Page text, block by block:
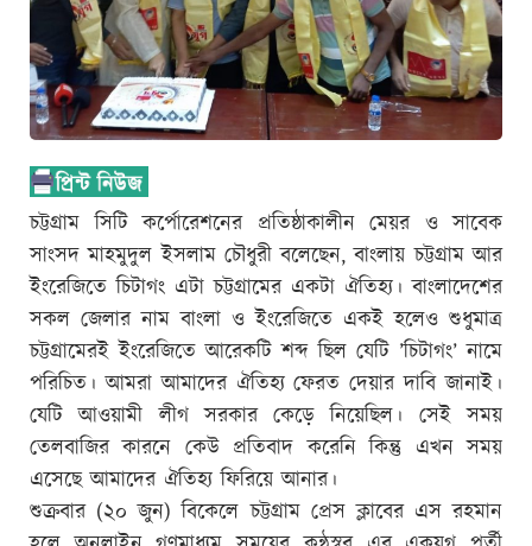
চট্টগ্রাম সিটি কর্পোরেশনের প্রতিষ্ঠাকালীন মেয়র ও সাবেক
সাংসদ মাহমুদুল ইসলাম চৌধুরী বলেছেন, বাংলায় চট্টগ্রাম আর
ইংরেজিতে চিটাগং এটা চট্টগ্রামের একটা ঐতিহ্য। বাংলাদেশের
সকল জেলার নাম বাংলা ও ইংরেজিতে একই হলেও শুধুমাত্র
চট্টগ্রামেরই ইংরেজিতে আরেকটি শব্দ ছিল যেটি ’চিটাগং’ নামে
পরিচিত। আমরা আমাদের ঐতিহ্য ফেরত দেয়ার দাবি জানাই।
যেটি আওয়ামী লীগ সরকার কেড়ে নিয়েছিল। সেই সময়
তেলবাজির কারনে কেউ প্রতিবাদ করেনি কিন্তু এখন সময়
এসেছে আমাদের ঐতিহ্য ফিরিয়ে আনার।
শুক্রবার (২০ জুন) বিকেলে চট্টগ্রাম প্রেস ক্লাবের এস রহমান